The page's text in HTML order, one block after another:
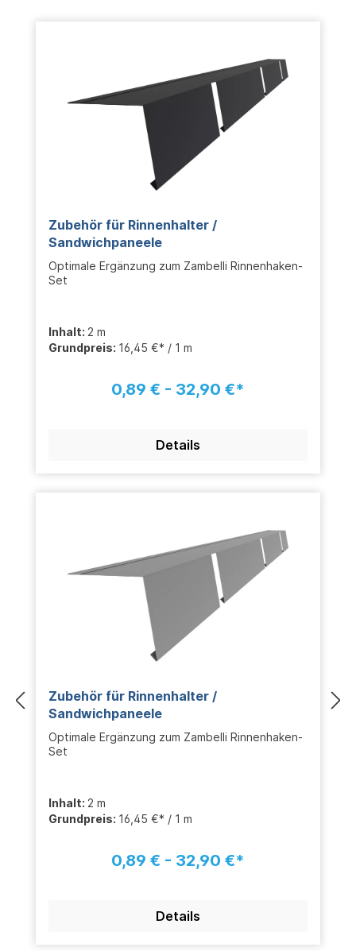
Zubehör für Rinnenhalter /
Sandwichpaneele
Optimale Ergänzung zum Zambelli Rinnenhaken-
Set
Inhalt: 2 m
Grundpreis: 16,45 €* / 1 m
0,89 € - 32,90 €*
Details
Zubehör für Rinnenhalter /
Sandwichpaneele
Optimale Ergänzung zum Zambelli Rinnenhaken-
Set
Inhalt: 2 m
Grundpreis: 16,45 €* / 1 m
0,89 € - 32,90 €*
Details